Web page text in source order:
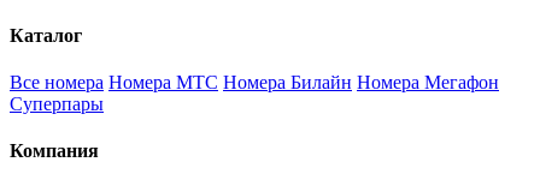
Каталог
Все номера Номера МТС Номера Билайн Номера Мегафон
Суперпары
Компания